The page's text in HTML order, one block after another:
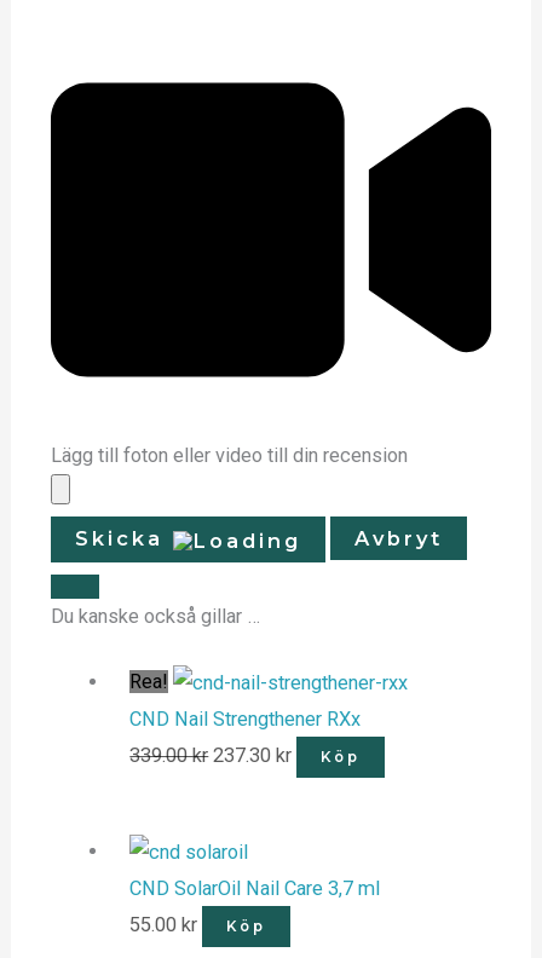
Lägg till foton eller video till din recension
Skicka Avbryt
Du kanske också gillar …
Rea!
CND Nail Strengthener RXx
339.00kr 237.30kr Köp
CND SolarOil Nail Care 3,7 ml
55.00kr Köp